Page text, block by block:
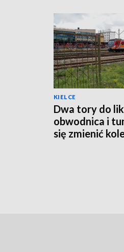
KIELCE
Dwa tory do
obwodnica i
się zmienić